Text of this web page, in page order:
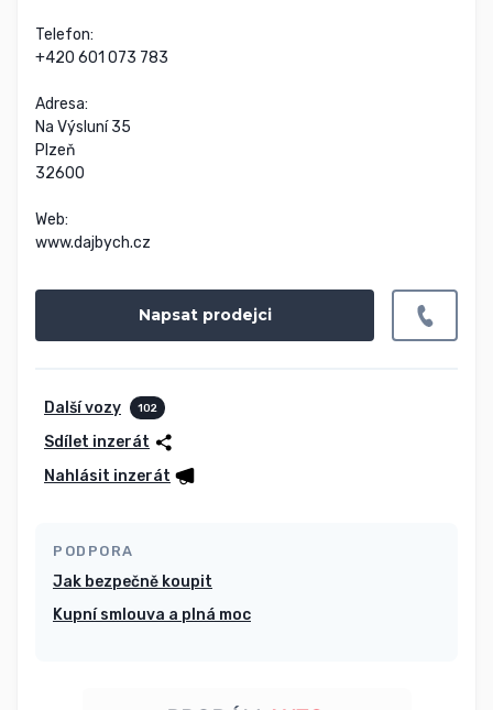
Telefon:
+420 601 073 783
Adresa:
Na Výsluní 35
Plzeň
32600
Web:
www.dajbych.cz
Napsat prodejci
Další vozy 102
Sdílet inzerát
Nahlásit inzerát
PODPORA
Jak bezpečně koupit
Kupní smlouva a plná moc